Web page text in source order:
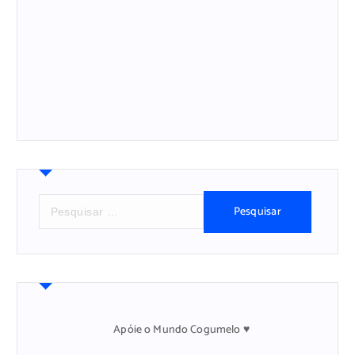
q
i
Apóie o Mundo Cogumelo ♥